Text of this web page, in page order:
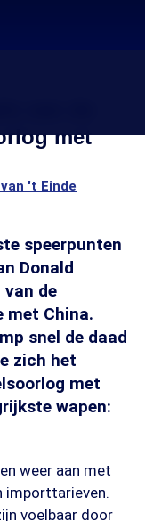
met
't Einde
speerpunten
Donald
van de
met China.
snel de daad
zich het
met
wapen:
weer aan met
importtarieven.
voelbaar door